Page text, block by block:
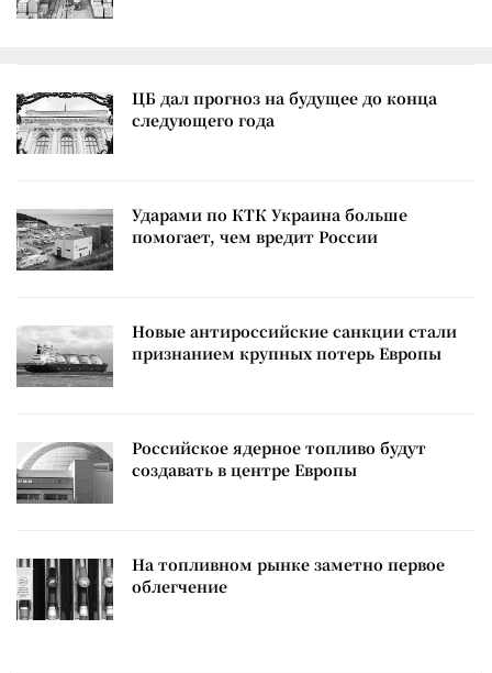
ЦБ дал прогноз на будущее до конца
следующего года
Ударами по КТК Украина больше
помогает, чем вредит России
Новые антироссийские санкции стали
признанием крупных потерь Европы
Российское ядерное топливо будут
создавать в центре Европы
На топливном рынке заметно первое
облегчение